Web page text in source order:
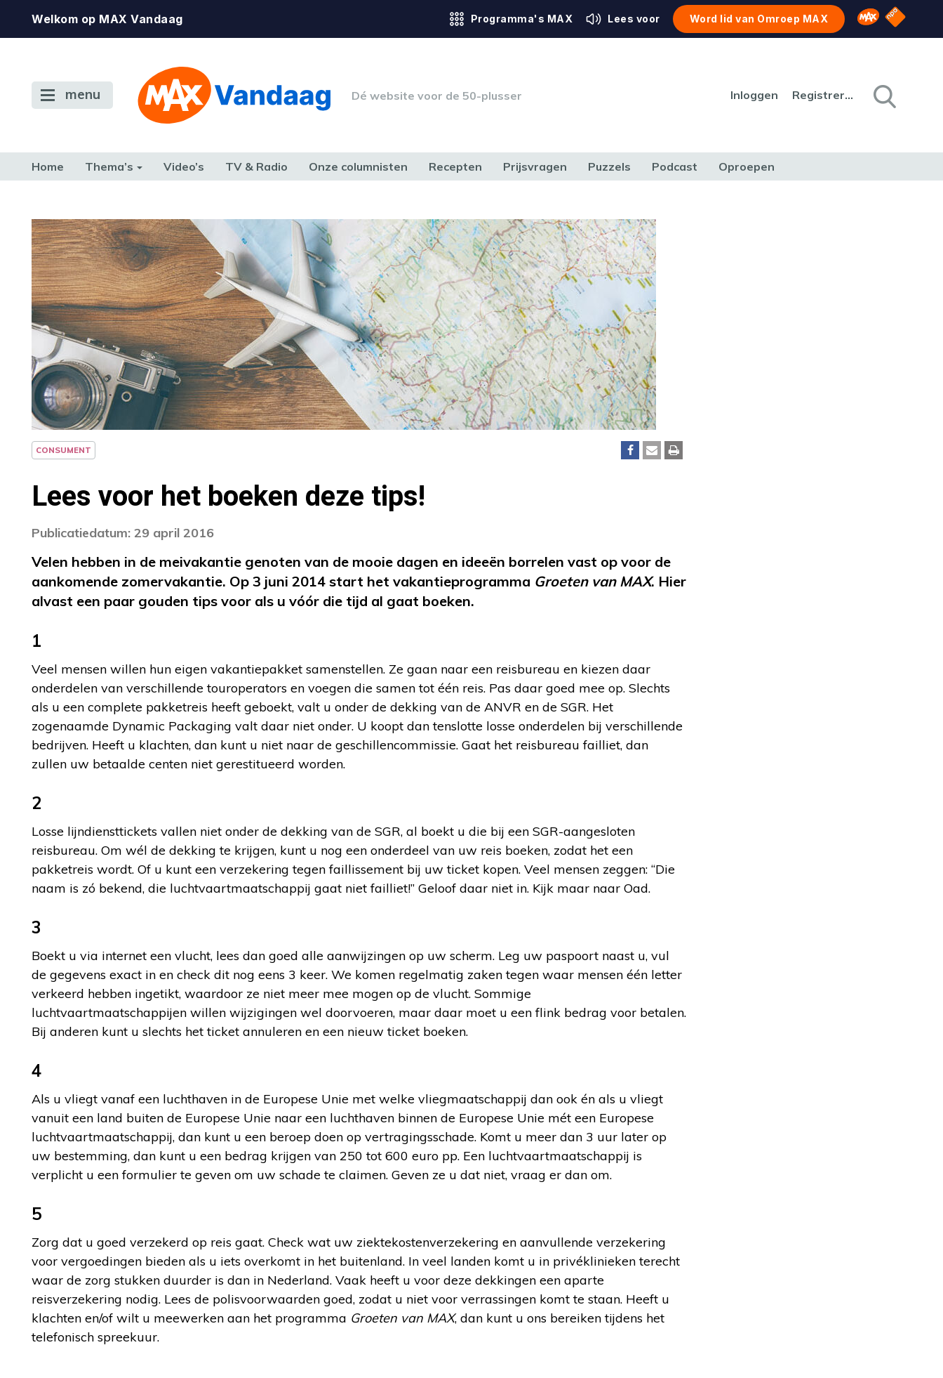
Welkom op MAX Vandaag Programma's MAX Lees voor Word lid van Omroep MAX Omroep MAX
NPO
menu Dé website voor de 50-plusser Inloggen Registreren
Home Thema’s Video’s TV & Radio Onze columnisten Recepten Prijsvragen Puzzels Podcast Oproepen
CONSUMENT
Lees voor het boeken deze tips!
Publicatiedatum: 29 april 2016
Velen hebben in de meivakantie genoten van de mooie dagen en ideeën borrelen vast op voor de
aankomende zomervakantie. Op 3 juni 2014 start het vakantieprogramma Groeten van MAX. Hier
alvast een paar gouden tips voor als u vóór die tijd al gaat boeken.
1
Veel mensen willen hun eigen vakantiepakket samenstellen. Ze gaan naar een reisbureau en kiezen daar
onderdelen van verschillende touroperators en voegen die samen tot één reis. Pas daar goed mee op. Slechts
als u een complete pakketreis heeft geboekt, valt u onder de dekking van de ANVR en de SGR. Het
zogenaamde Dynamic Packaging valt daar niet onder. U koopt dan tenslotte losse onderdelen bij verschillende
bedrijven. Heeft u klachten, dan kunt u niet naar de geschillencommissie. Gaat het reisbureau failliet, dan
zullen uw betaalde centen niet gerestitueerd worden.
2
Losse lijndiensttickets vallen niet onder de dekking van de SGR, al boekt u die bij een SGR-aangesloten
reisbureau. Om wél de dekking te krijgen, kunt u nog een onderdeel van uw reis boeken, zodat het een
pakketreis wordt. Of u kunt een verzekering tegen faillissement bij uw ticket kopen. Veel mensen zeggen: “Die
naam is zó bekend, die luchtvaartmaatschappij gaat niet failliet!” Geloof daar niet in. Kijk maar naar Oad.
3
Boekt u via internet een vlucht, lees dan goed alle aanwijzingen op uw scherm. Leg uw paspoort naast u, vul
de gegevens exact in en check dit nog eens 3 keer. We komen regelmatig zaken tegen waar mensen één letter
verkeerd hebben ingetikt, waardoor ze niet meer mee mogen op de vlucht. Sommige
luchtvaartmaatschappijen willen wijzigingen wel doorvoeren, maar daar moet u een flink bedrag voor betalen.
Bij anderen kunt u slechts het ticket annuleren en een nieuw ticket boeken.
4
Als u vliegt vanaf een luchthaven in de Europese Unie met welke vliegmaatschappij dan ook én als u vliegt
vanuit een land buiten de Europese Unie naar een luchthaven binnen de Europese Unie mét een Europese
luchtvaartmaatschappij, dan kunt u een beroep doen op vertragingsschade. Komt u meer dan 3 uur later op
uw bestemming, dan kunt u een bedrag krijgen van 250 tot 600 euro pp. Een luchtvaartmaatschappij is
verplicht u een formulier te geven om uw schade te claimen. Geven ze u dat niet, vraag er dan om.
5
Zorg dat u goed verzekerd op reis gaat. Check wat uw ziektekostenverzekering en aanvullende verzekering
voor vergoedingen bieden als u iets overkomt in het buitenland. In veel landen komt u in privéklinieken terecht
waar de zorg stukken duurder is dan in Nederland. Vaak heeft u voor deze dekkingen een aparte
reisverzekering nodig. Lees de polisvoorwaarden goed, zodat u niet voor verrassingen komt te staan. Heeft u
klachten en/of wilt u meewerken aan het programma Groeten van MAX, dan kunt u ons bereiken tijdens het
telefonisch spreekuur.